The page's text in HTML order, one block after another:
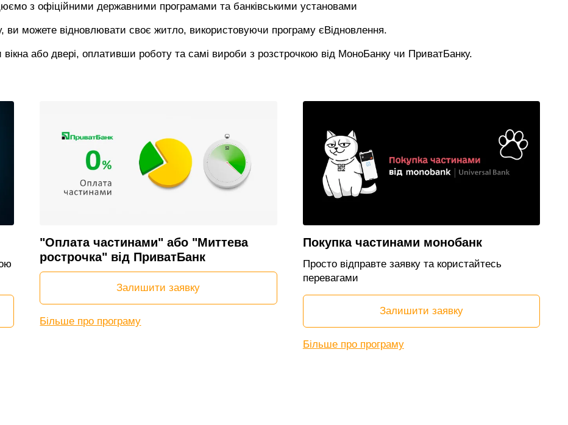
з офіційними державними програмами та банківськими установами
ви можете відновлювати своє житло, використовуючи програму єВідновлення.
або двері, оплативши роботу та самі вироби з розстрочкою від МоноБанку чи ПриватБанку.
"Оплата частинами" або "Миттева
рострочка" від ПриватБанк
Залишити заявку
Більше про програму
Покупка частинами монобанк
Просто відправте заявку та користайтесь
перевагами
Залишити заявку
Більше про програму